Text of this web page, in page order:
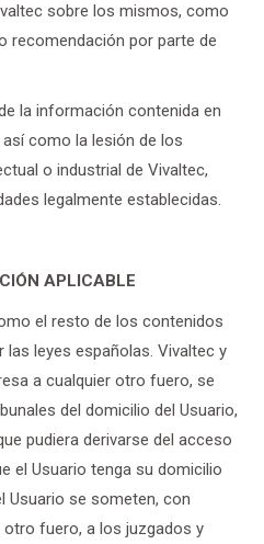
sobre los mismos, como
recomendación por parte de
la información contenida en
como la lesión de los
o industrial de Vivaltec,
legalmente establecidas.
APLICABLE
el resto de los contenidos
las leyes españolas. Vivaltec y
a cualquier otro fuero, se
del domicilio del Usuario,
pudiera derivarse del acceso
el Usuario tenga su domicilio
Usuario se someten, con
otro fuero, a los juzgados y